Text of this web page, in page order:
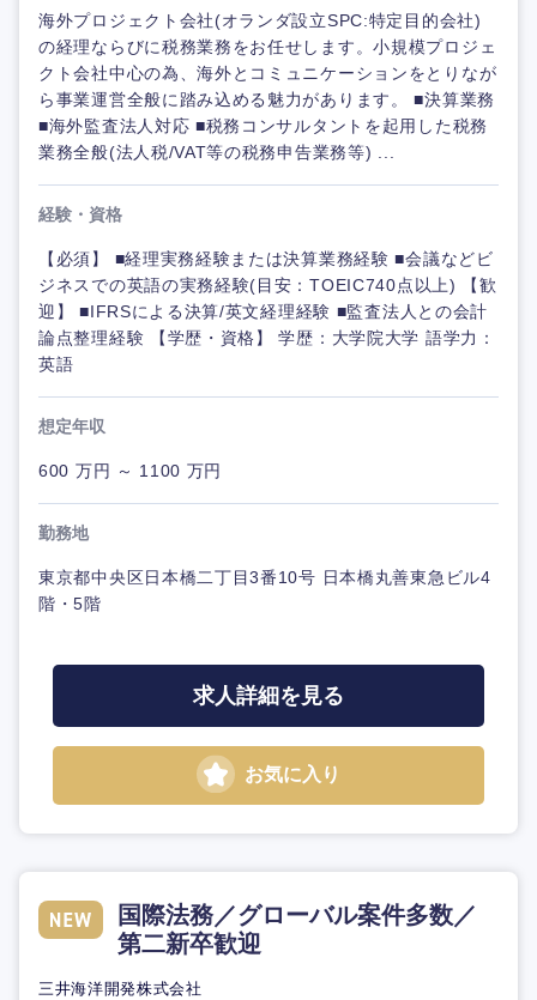
海外プロジェクト会社(オランダ設立SPC:特定目的会社)
の経理ならびに税務業務をお任せします。小規模プロジェ
クト会社中心の為、海外とコミュニケーションをとりなが
ら事業運営全般に踏み込める魅力があります。 ■決算業務
■海外監査法人対応 ■税務コンサルタントを起用した税務
業務全般(法人税/VAT等の税務申告業務等) ...
経験・資格
【必須】 ■経理実務経験または決算業務経験 ■会議などビ
ジネスでの英語の実務経験(目安：TOEIC740点以上) 【歓
迎】 ■IFRSによる決算/英文経理経験 ■監査法人との会計
論点整理経験 【学歴・資格】 学歴：大学院大学 語学力：
英語
想定年収
600 万円 ～ 1100 万円
勤務地
東京都中央区日本橋二丁目3番10号 日本橋丸善東急ビル4
階・5階
求人詳細を見る
お気に入り
国際法務／グローバル案件多数／
第二新卒歓迎
三井海洋開発株式会社